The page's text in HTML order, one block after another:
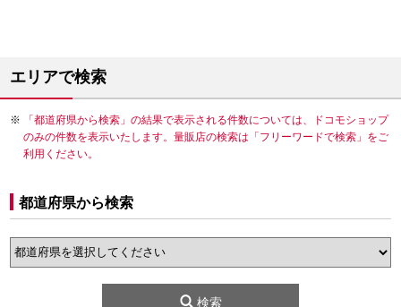
エリアで検索
「都道府県から検索」の結果で表示される件数については、ドコモショップ
のみの件数を表示いたします。量販店の検索は「フリーワードで検索」をご
利用ください。
都道府県から検索
検索